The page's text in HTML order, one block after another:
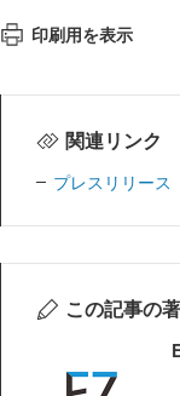
印刷用を表示
関連リンク
プレスリリース
この記事の